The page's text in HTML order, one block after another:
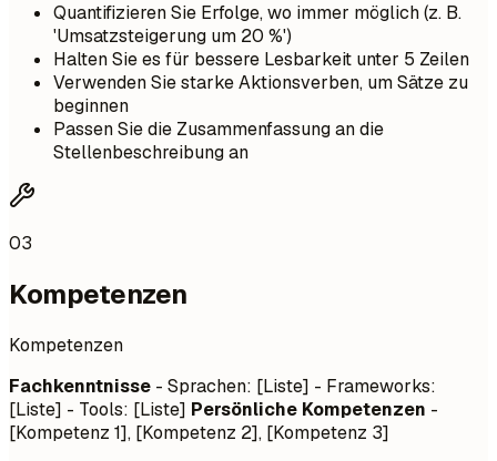
Quantifizieren Sie Erfolge, wo immer möglich (z. B.
'Umsatzsteigerung um 20 %')
Halten Sie es für bessere Lesbarkeit unter 5 Zeilen
Verwenden Sie starke Aktionsverben, um Sätze zu
beginnen
Passen Sie die Zusammenfassung an die
Stellenbeschreibung an
03
Kompetenzen
Kompetenzen
Fachkenntnisse - Sprachen: [Liste] - Frameworks:
[Liste] - Tools: [Liste] Persönliche Kompetenzen -
[Kompetenz 1], [Kompetenz 2], [Kompetenz 3]